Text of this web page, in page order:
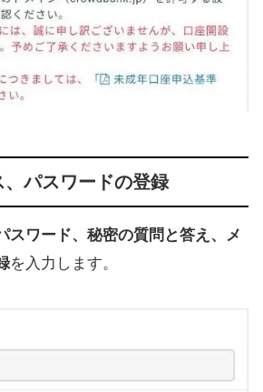
、パスワードの登録
スワード、秘密の質問と答え、メ
を入力します。